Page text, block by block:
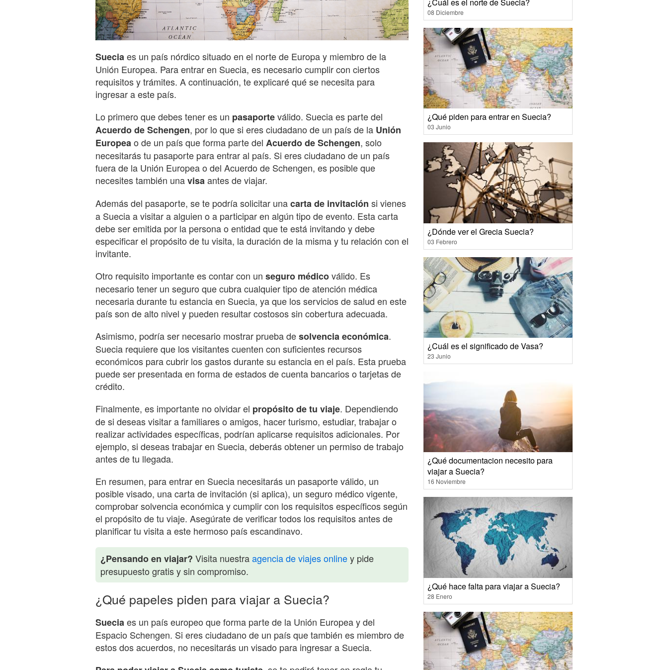
Sueciaes un país nórdico situado en el norte de Europa y miembro de la
Unión Europea. Para entrar en Suecia, es necesario cumplir con ciertos
requisitos y trámites. A continuación, te explicaré qué se necesita para
ingresar a este país.
Lo primero que debes tener es un pasaporteválido. Suecia es parte del
Acuerdo de Schengen, por lo que si eres ciudadano de un país de la Unión
Europeao de un país que forma parte del Acuerdo de Schengen, solo
necesitarás tu pasaporte para entrar al país. Si eres ciudadano de un país
fuera de la Unión Europea o del Acuerdo de Schengen, es posible que
necesites también unavisaantes de viajar.
Además del pasaporte, se te podría solicitar unacarta de invitación si vienes
a Suecia a visitar a alguien o a participar en algún tipo de evento. Esta carta
debe ser emitida por la persona o entidad que te está invitando y debe
especificar el propósito de tu visita, la duración de la misma y tu relación con el
invitante.
Otro requisito importante es contar con un seguro médicoválido. Es
necesario tener un seguro que cubra cualquier tipo de atención médica
necesaria durante tu estancia en Suecia, ya que los servicios de salud en este
país son de alto nivel y pueden resultar costosos sin cobertura adecuada.
Asimismo, podría ser necesario mostrar prueba desolvencia económica.
Suecia requiere que los visitantes cuenten con suficientes recursos
económicos para cubrir los gastos durante su estancia en el país. Esta prueba
puede ser presentada en forma de estados de cuenta bancarios o tarjetas de
crédito.
Finalmente, es importante no olvidar el propósito de tu viaje. Dependiendo
de si deseas visitar a familiares o amigos, hacer turismo, estudiar, trabajar o
realizar actividades específicas, podrían aplicarse requisitos adicionales. Por
ejemplo, si deseas trabajar en Suecia, deberás obtener un permiso de trabajo
antes de tu llegada.
En resumen, para entrar en Suecia necesitarás un pasaporte válido, un
posible visado, una carta de invitación (si aplica), un seguro médico vigente,
comprobar solvencia económica y cumplir con los requisitos específicos según
el propósito de tu viaje. Asegúrate de verificar todos los requisitos antes de
planificar tu visita a este hermoso país escandinavo.
¿Pensando en viajar? Visita nuestraagencia de viajes onliney pide
presupuesto gratis y sin compromiso.
¿Qué papeles piden para viajar a Suecia?
Sueciaes un país europeo que forma parte de la Unión Europea y del
Espacio Schengen. Si eres ciudadano de un país que también es miembro de
estos dos acuerdos, no necesitarás un visado para ingresar a Suecia.
¿Cuál es el norte de Suecia?
08 Diciembre
¿Qué piden para entrar en Suecia?
03 Junio
¿Dónde ver el Grecia Suecia?
03 Febrero
¿Cuál es el significado de Vasa?
23 Junio
¿Qué documentacion necesito para
viajar a Suecia?
16 Noviembre
¿Qué hace falta para viajar a Suecia?
28 Enero